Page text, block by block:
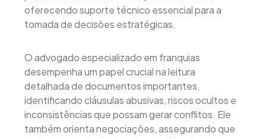
oferecendo suporte técnico essencial para a
tomada de decisões estratégicas.
O advogado especializado em franquias
desempenha um papel crucial na leitura
detalhada de documentos importantes,
identificando cláusulas abusivas, riscos ocultos e
inconsistências que possam gerar conflitos. Ele
também orienta negociações, assegurando que